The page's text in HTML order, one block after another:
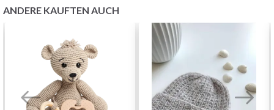
ANDERE KAUFTEN AUCH